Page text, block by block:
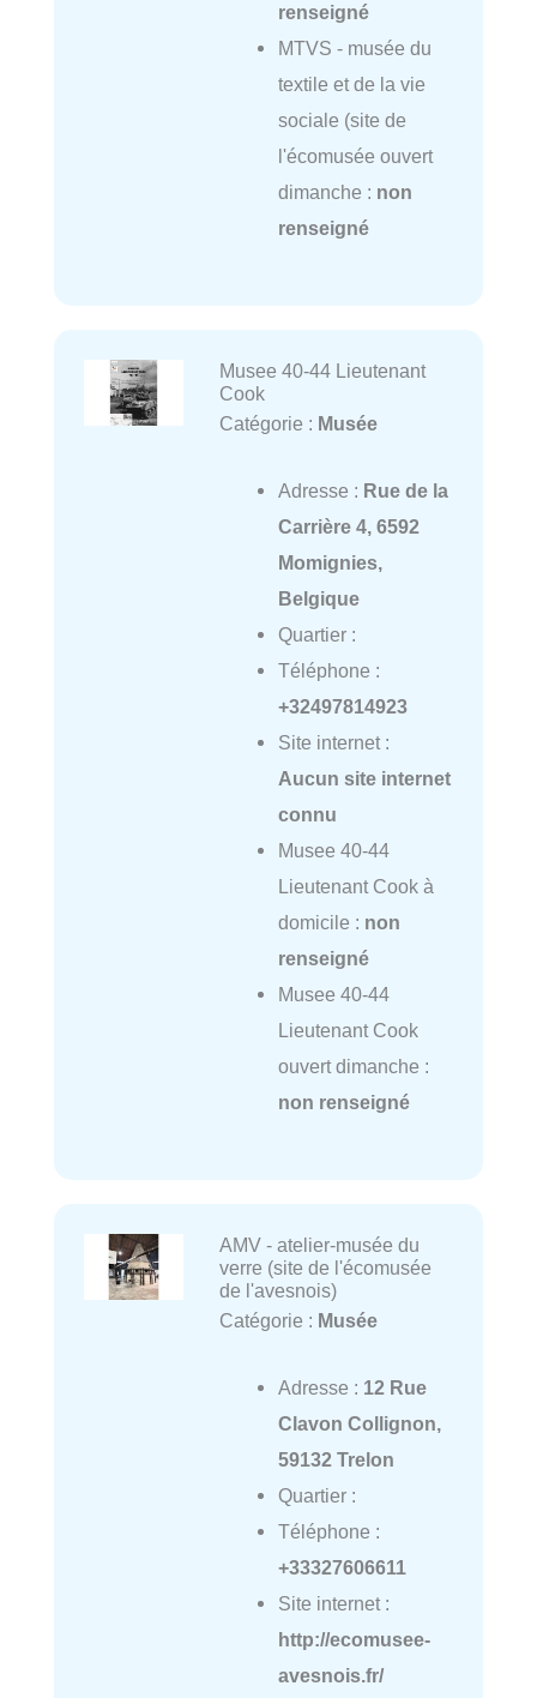
renseigné
MTVS - musée du
textile et de la vie
sociale (site de
l'écomusée ouvert
dimanche : non
renseigné
Musee 40-44 Lieutenant
Cook
Catégorie : Musée
Adresse : Rue de la
Carrière 4, 6592
Momignies,
Belgique
Quartier :
Téléphone :
+32497814923
Site internet :
Aucun site internet
connu
Musee 40-44
Lieutenant Cook à
domicile : non
renseigné
Musee 40-44
Lieutenant Cook
ouvert dimanche :
non renseigné
AMV - atelier-musée du
verre (site de l'écomusée
de l'avesnois)
Catégorie : Musée
Adresse : 12 Rue
Clavon Collignon,
59132 Trelon
Quartier :
Téléphone :
+33327606611
Site internet :
http://ecomusee-
avesnois.fr/